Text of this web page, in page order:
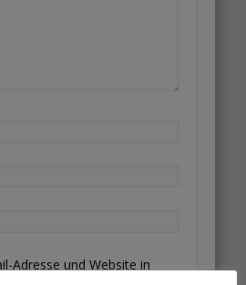
Adresse und Website in